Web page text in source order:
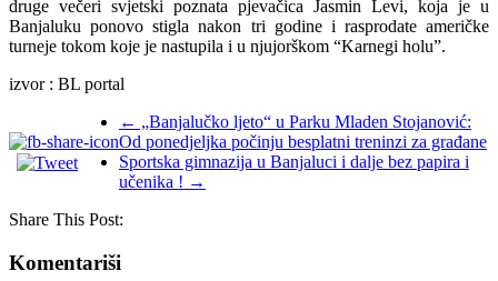
druge večeri svjetski poznata pjevačica Jasmin Levi, koja je u
Banjaluku ponovo stigla nakon tri godine i rasprodate američke
turneje tokom koje je nastupila i u njujorškom “Karnegi holu”.
izvor : BL portal
← „Banjalučko ljeto“ u Parku Mladen Stojanović:
Od ponedjeljka počinju besplatni treninzi za građane
Sportska gimnazija u Banjaluci i dalje bez papira i
učenika ! →
Share This Post:
Komentariši